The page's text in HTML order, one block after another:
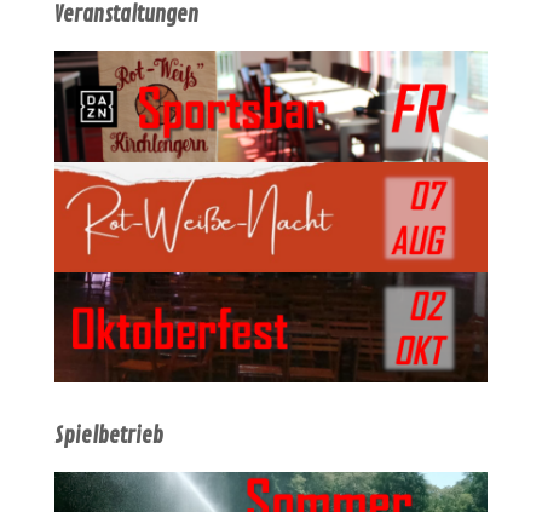
Veranstaltungen
Spielbetrieb